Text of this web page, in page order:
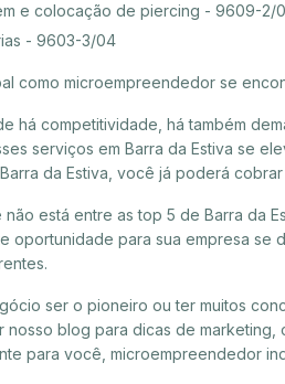
e colocação de piercing - 9609-2/
- 9603-3/04
como microempreendedor se
há competitividade, há também
serviços em Barra da Estiva se
da Estiva, você já poderá
está entre as top 5 de Barra da
oportunidade para sua empresa se
ser o pioneiro ou ter muitos
blog para dicas de marketing,
para você, microempreendedor